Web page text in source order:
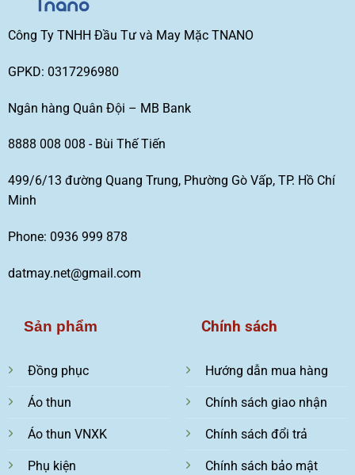
Công Ty TNHH Đầu Tư và May Mặc TNANO
GPKD: 0317296980
Ngân hàng Quân Đội – MB Bank
8888 008 008 - Bùi Thế Tiến
499/6/13 đường Quang Trung, Phường Gò Vấp, TP. Hồ Chí
Minh
Phone: 0936 999 878
datmay.net@gmail.com
Sản phẩm
Đồng phục
Áo thun
Áo thun VNXK
Phụ kiện
Chính sách
Hướng dẫn mua hàng
Chính sách giao nhận
Chính sách đổi trả
Chính sách bảo mật